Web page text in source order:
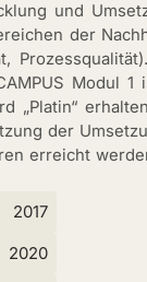
und
der
Modul
„Platin“
der
erreicht
2017
2020